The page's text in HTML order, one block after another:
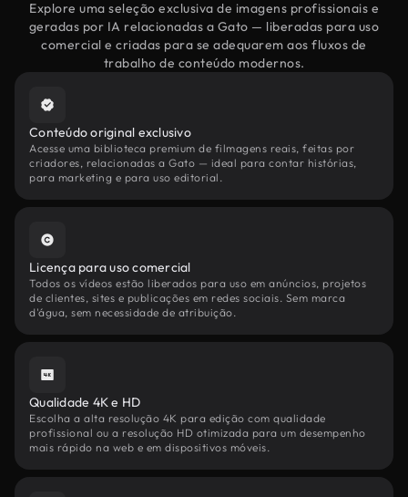
Explore uma seleção exclusiva de imagens profissionais e
geradas por IA relacionadas a Gato — liberadas para uso
comercial e criadas para se adequarem aos fluxos de
trabalho de conteúdo modernos.
Conteúdo original exclusivo
Acesse uma biblioteca premium de filmagens reais, feitas por
criadores, relacionadas a Gato — ideal para contar histórias,
para marketing e para uso editorial.
Licença para uso comercial
Todos os vídeos estão liberados para uso em anúncios, projetos
de clientes, sites e publicações em redes sociais. Sem marca
d'água, sem necessidade de atribuição.
Qualidade 4K e HD
Escolha a alta resolução 4K para edição com qualidade
profissional ou a resolução HD otimizada para um desempenho
mais rápido na web e em dispositivos móveis.